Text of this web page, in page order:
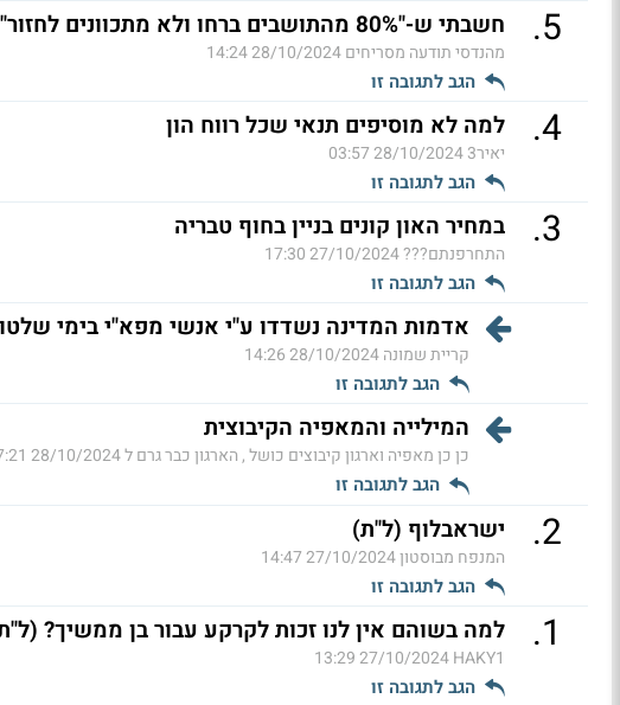
5
. חשבתי ש-"80% מהתושבים ברחו ולא מתכוונים לחזור" (ל"ת)
מהנדסי תודעה מסריחים28/10/2024 14:24
הגב לתגובה זו
4
. למה לא מוסיפים תנאי שכל רווח הון
יאיר3 28/10/2024 03:57
הגב לתגובה זו
3
. במחיר האון קונים בניין בחוף טבריה
התחרפנתם???27/10/2024 17:30
הגב לתגובה זו
אדמות המדינה נשדדו ע"י אנשי מפא"י בימי
קריית שמונה28/10/2024 14:26
הגב לתגובה זו
המילייה והמאפיה הקיבוצית
כן כן מאפיה וארגון קיבוצים כושל , הארגון כבר גרם ל28/10/2024 07:21
הגב לתגובה זו
2
. ישראבלוף (ל"ת)
המנפח מבוסטון27/10/2024 14:47
הגב לתגובה זו
1
. למה בשוהם אין לנו זכות לקרקע עבור בן ממשיך?
HAKY1
27/10/2024 13:29
הגב לתגובה זו